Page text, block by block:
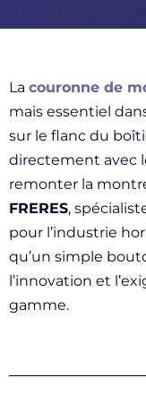
La couronne de
mais essentiel
sur le flanc du
directement avec
remonter la
FRERES,
pour l’industrie
qu’un simple
l’innovation et
gamme.